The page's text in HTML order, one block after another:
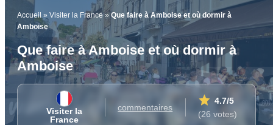
Accueil » Visiter la France » Que faire à Amboise et où dormir à
Amboise
Que faire à Amboise et où dormir à
Amboise
Visiter la
France
commentaires
4.7/5
(26 votes)